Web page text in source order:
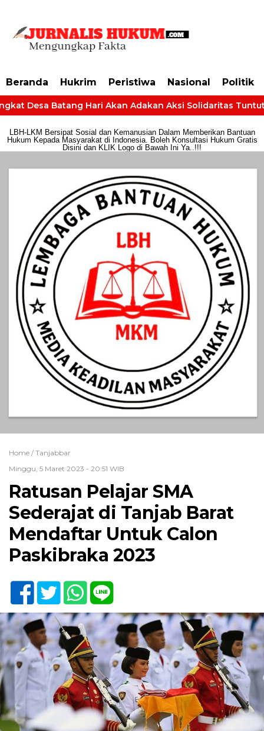
Beranda Hukrim Peristiwa Nasional Politik
Desa Batang Hari Akan Adakan Aksi Solidaritas Tuntut
LBH-LKM Bersipat Sosial dan Kemanusian Dalam Memberikan Bantuan
Hukum Kepada Masyarakat di Indonesia. Boleh Konsultasi Hukum Gratis
Disini dan KLIK Logo di Bawah Ini Ya..!!!
Home / Tanjabbar
Minggu, 5 Maret 2023 - 20:51 WIB
Ratusan Pelajar SMA
Sederajat di Tanjab Barat
Mendaftar Untuk Calon
Paskibraka 2023